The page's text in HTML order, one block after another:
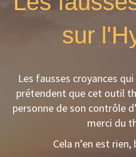
sur
Les fausses croyances
prétendent que cet outil
personne de son contrôle
merci du
Cela n’en est